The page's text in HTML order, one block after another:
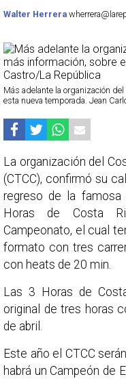
Walter Herrera
Más adelante la organización
esta nueva temporada. Jean
La organización del
(CTCC), confirmó su
regreso de la famosa
Horas de Costa
Campeonato, el cual
formato con tres
con heats de 20 min.
Las 3 Horas de
original de tres horas
de abril.
Este año el CTCC
habrá un Campeón de